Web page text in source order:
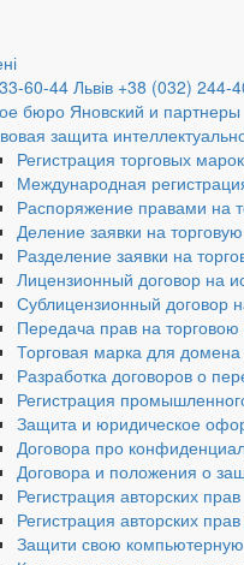
60-44 Львів +38 (032) 244-
бюро Яновский и партнеры
защита
Регистрация торговых
Международная
Распоряжение правами на
Деление заявки на
Разделение заявки на
Лицензионный договор на
Сублицензионный договор
Передача прав на
Торговая марка для домена
Разработка договоров о
Регистрация
Защита и юридическое
Договора про
Договора и положения о
Регистрация авторских прав
Регистрация авторских
Защити свою